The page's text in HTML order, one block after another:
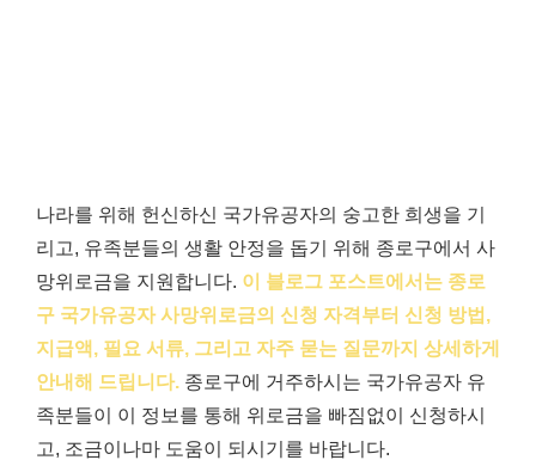
나라를 위해 헌신하신 국가유공자의 숭고한 희생을 기
리고, 유족분들의 생활 안정을 돕기 위해 종로구에서 사
망위로금을 지원합니다. 이 블로그 포스트에서는 종로
구 국가유공자 사망위로금의 신청 자격부터 신청 방법,
지급액, 필요 서류, 그리고 자주 묻는 질문까지 상세하게
안내해 드립니다. 종로구에 거주하시는 국가유공자 유
족분들이 이 정보를 통해 위로금을 빠짐없이 신청하시
고, 조금이나마 도움이 되시기를 바랍니다.